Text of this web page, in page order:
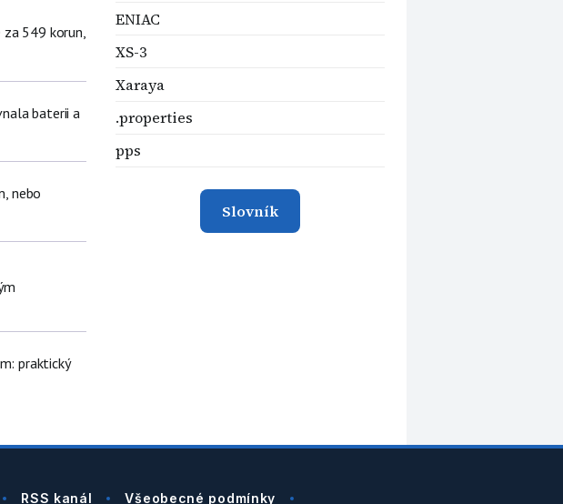
za 549 korun,
baterii a
nebo
praktický
ENIAC
XS-3
Xaraya
.properties
pps
Slovník
RSS kanál
Všeobecné podmínky